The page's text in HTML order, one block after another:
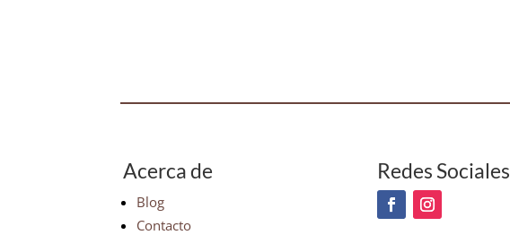
Acerca de
Blog
Contacto
Redes Sociales